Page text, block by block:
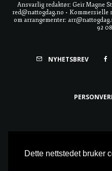
Ansvarlig redaktør: Geir Magne
red@nattogdag.no • Kommersielle
om arrangementer:
92
NYHETSBREV
Dette nettstedet bruker